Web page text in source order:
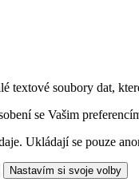
textové soubory dat,
se Vašim
Ukládají se pouze
Nastavím si svoje volby